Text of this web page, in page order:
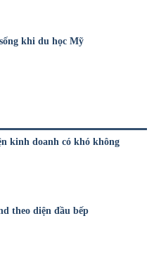
khi du học Mỹ
kinh doanh có khó không
theo diện đầu bếp